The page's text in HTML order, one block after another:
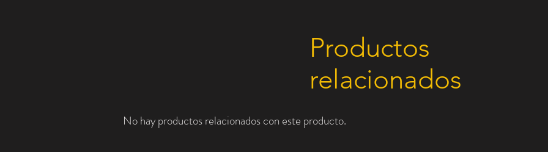
Productos
relacionados
No hay productos relacionados con este producto.